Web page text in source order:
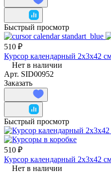
Быстрый просмотр
510 ₽
Курсор календарный 2х3х42
Нет в наличии
Арт. SID00952
Заказать
Быстрый просмотр
510 ₽
Курсор календарный 2х3х42
Нет в наличии